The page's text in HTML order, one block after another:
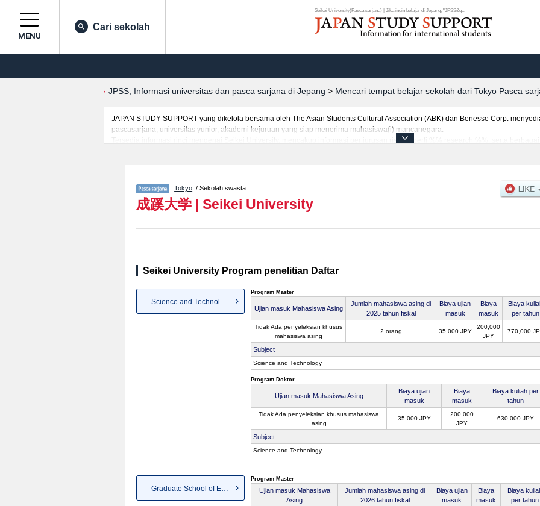
Seikei University(Pasca sarjana) | Jika ingin belajar di Jepang, "JPSS&q...
MENU
Cari sekolah
JPSS, Informasi universitas dan pasca sarjana di Jepang > Mencari tempat belajar sekolah dari Tokyo Pasca
JAPAN STUDY SUPPORT yang dikelola bersama oleh The Asian Students Cultural Association (ABK) dan Benesse Corp.
pascasarjana, universitas yunior, akademi kejuruan yang siap menerima mahasiswa(i) mancanegara.
Tersedia informasi rinci mengenai Seikei University, mencakup informasi per jurusan riset seperti %% research %%, serta
Tokyo / Sekolah swasta
成蹊大学 | Seikei University
Seikei University Program penelitian Daftar
Science and Technology
Program Master
Ujian masuk Mahasiswa Asing
Jumlah mahasiswa asing di
2025 tahun fiskal
Biaya ujian
masuk
Biaya
masuk
Biaya
per tahun
Tidak Ada penyeleksian khusus
mahasiswa asing
2 orang 35,000 JPY
200,000
JPY
770,000
Subject
Science and Technology
Program Doktor
Ujian masuk Mahasiswa Asing
Biaya ujian
masuk
Biaya
masuk
Biaya kuliah per
tahun
Tidak Ada penyeleksian khusus mahasiswa
asing
35,000 JPY
200,000
JPY
630,000 JPY
Subject
Science and Technology
Graduate School of Economics
Program Master
Ujian masuk Mahasiswa
Asing
Jumlah mahasiswa asing di
2026 tahun fiskal
Biaya ujian
masuk
Biaya
masuk
Biaya
per tahun